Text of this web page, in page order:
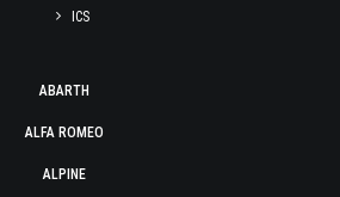
ICS
ABARTH
ALFA ROMEO
ALPINE